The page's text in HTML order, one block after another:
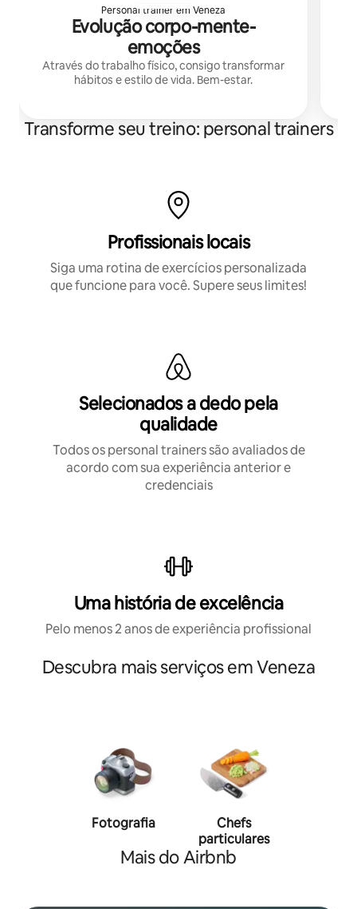
Personal trainer em Veneza
Evolução corpo-mente-
emoções
Através do trabalho físico, consigo transformar
hábitos e estilo de vida. Bem-estar.
Transforme seu treino: personal trainers
Profissionais locais
Siga uma rotina de exercícios personalizada
que funcione para você. Supere seus limites!
Selecionados a dedo pela
qualidade
Todos os personal trainers são avaliados de
acordo com sua experiência anterior e
credenciais
Uma história de excelência
Pelo menos 2 anos de experiência profissional
Descubra mais serviços em Veneza
Fotografia
Chefs
particulares
Mais do Airbnb